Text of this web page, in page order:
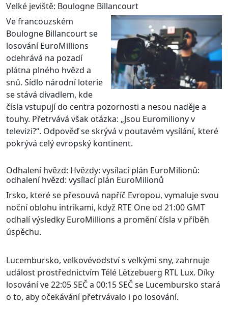
Velké jeviště: Boulogne Billancourt
Ve francouzském
Boulogne Billancourt se
losování EuroMillions
odehrává na pozadí
plátna plného hvězd a
snů. Sídlo národní loterie
se stává divadlem, kde
čísla vstupují do centra pozornosti a nesou naděje a
touhy. Přetrvává však otázka: „Jsou Euromiliony v
televizi?“. Odpověď se skrývá v poutavém vysílání, které
pokrývá celý evropský kontinent.
Odhalení hvězd: Hvězdy: vysílací plán EuroMilionů:
odhalení hvězd: vysílací plán EuroMilionů
Irsko, které se přesouvá napříč Evropou, vymaluje svou
noční oblohu intrikami, když RTE One od 21:00 GMT
odhalí výsledky EuroMillions a promění čísla v příběh
úspěchu.
Lucembursko, velkovévodství s velkými sny, zahrnuje
událost prostřednictvím Télé Lëtzebuerg RTL Lux. Díky
losování ve 22:05 SEČ a 00:15 SEČ se Lucembursko stará
o to, aby očekávání přetrvávalo i po losování.